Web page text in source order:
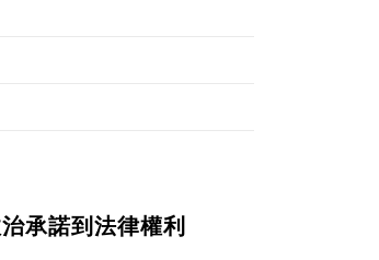
承諾到法律權利